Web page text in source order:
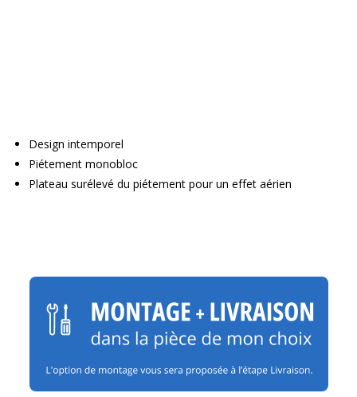
Design intemporel
Piétement monobloc
Plateau surélevé du piétement pour un effet aérien